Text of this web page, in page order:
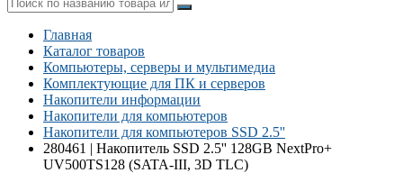
Главная
Каталог товаров
Компьютеры, серверы и мультимедиа
Комплектующие для ПК и серверов
Накопители информации
Накопители для компьютеров
Накопители для компьютеров SSD 2.5''
280461 | Накопитель SSD 2.5'' 128GB NextPro+
UV500TS128 (SATA-III, 3D TLC)